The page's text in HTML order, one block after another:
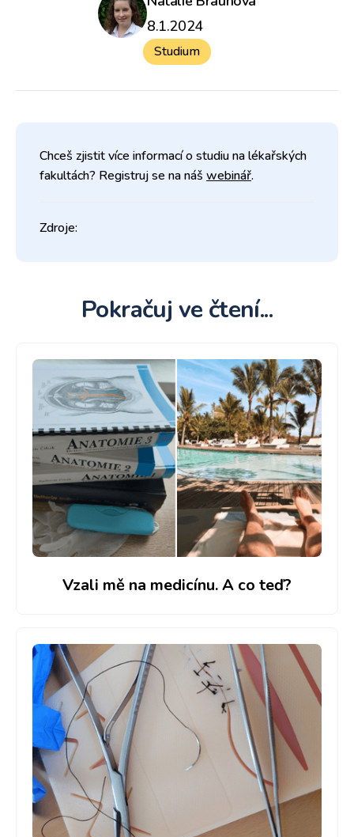
8.1.2024
Studium
Chceš zjistit více informací o studiu na lékařských
fakultách? Registruj se na náš webinář.
Zdroje:
Pokračuj ve čtení...
Vzali mě na medicínu. A co teď?